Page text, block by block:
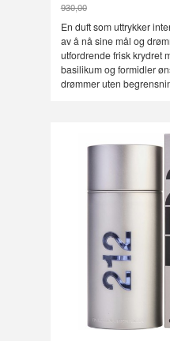
930,00
Rabatt
En duft som uttrykker
av å nå sine mål og
utfordrende frisk krydret
basilikum og formidler
drømmer uten